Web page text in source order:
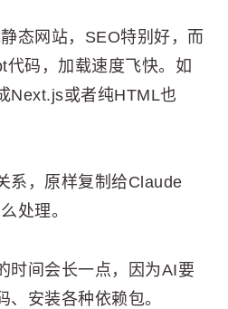
态网站，SEO特别好，而
码，加载速度飞快。如
Next.js或者纯HTML也
系，原样复制给Claude
处理。
时间会长一点，因为AI要
安装各种依赖包。